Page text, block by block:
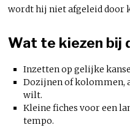
wordt hij niet afgeleid door
Wat te kiezen bij
Inzetten op gelijke
Dozijnen of kolommen,
wilt.
Kleine fiches voor een
tempo.